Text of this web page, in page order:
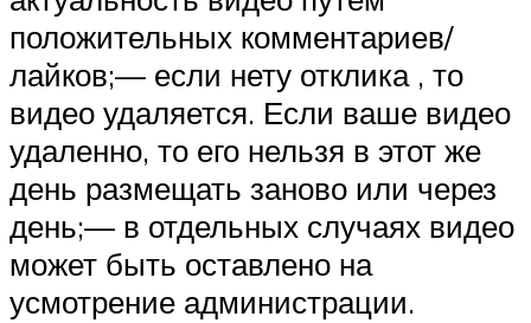
положительных комментариев/
лайков;— если нету отклика , то
видео удаляется. Если ваше видео
удаленно, то его нельзя в этот же
день размещать заново или через
день;— в отдельных случаях видео
может быть оставлено на
усмотрение администрации.